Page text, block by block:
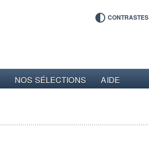
CONTRASTES
NOS SÉLECTIONS AIDE